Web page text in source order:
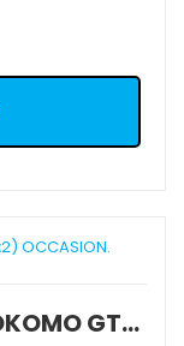
YS-1SS4/Amortisseurs YOKOMO GT4 (x2) OCCASION.